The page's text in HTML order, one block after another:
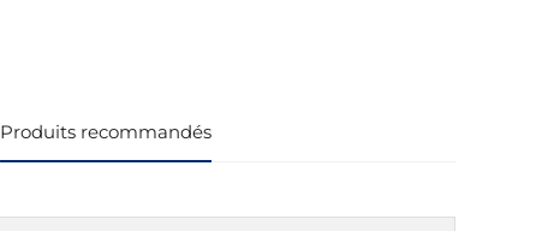
Produits recommandés